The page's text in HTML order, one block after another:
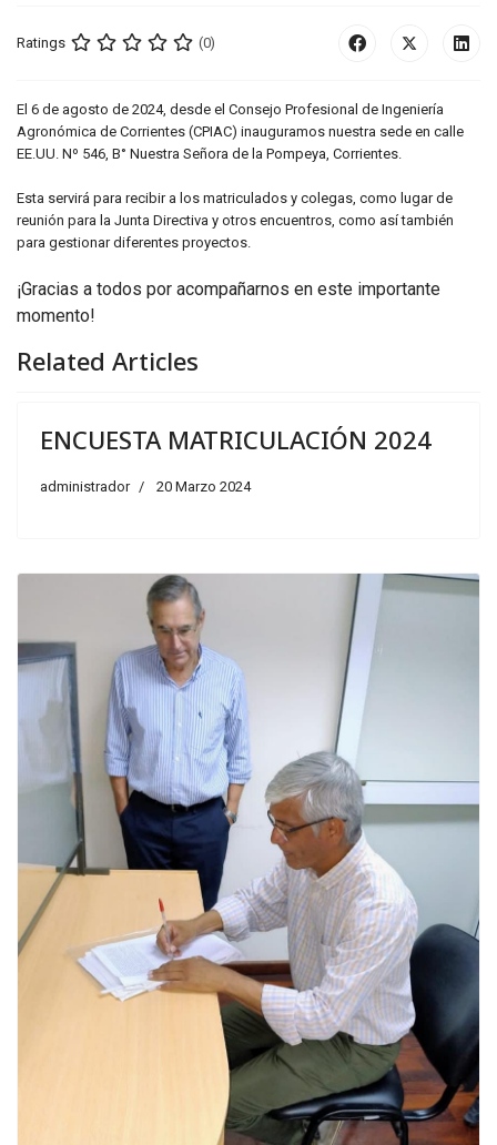
Ratings (0)
El 6 de agosto de 2024, desde el Consejo Profesional de Ingeniería
Agronómica de Corrientes (CPIAC) inauguramos nuestra sede en calle
EE.UU. Nº 546, B° Nuestra Señora de la Pompeya, Corrientes.
Esta servirá para recibir a los matriculados y colegas, como lugar de
reunión para la Junta Directiva y otros encuentros, como así también
para gestionar diferentes proyectos.
¡Gracias a todos por acompañarnos en este importante
momento!
Related Articles
ENCUESTA MATRICULACIÓN 2024
administrador 20 Marzo 2024